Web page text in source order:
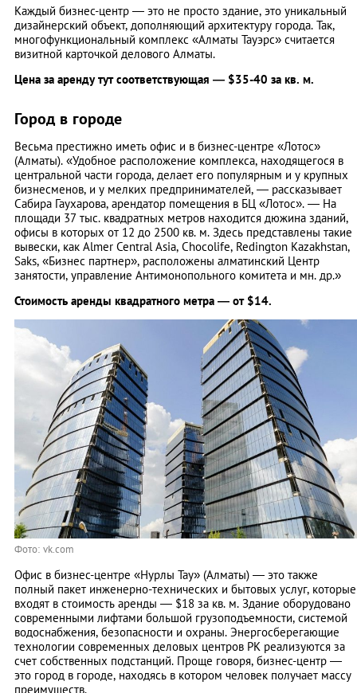
Каждый бизнес-центр — это не просто здание, это уникальный
дизайнерский объект, дополняющий архитектуру города. Так,
многофункциональный комплекс «Алматы Тауэрс» считается
визитной карточкой делового Алматы.
Цена за аренду тут соответствующая — $35-40 за кв. м.
Город в городе
Весьма престижно иметь офис и в бизнес-центре «Лотос»
(Алматы). «Удобное расположение комплекса, находящегося в
центральной части города, делает его популярным и у крупных
бизнесменов, и у мелких предпринимателей, — рассказывает
Сабира Гаухарова, арендатор помещения в БЦ «Лотос». — На
площади 37 тыс. квадратных метров находится дюжина зданий,
офисы в которых от 12 до 2500 кв. м. Здесь представлены такие
вывески, как Аlmer Central Asia, Сhocolife, Redington Kazakhstan,
Saks, «Бизнес партнер», расположены алматинский Центр
занятости, управление Антимонопольного комитета и мн. др.»
Стоимость аренды квадратного метра — от $14.
Фото: vk.com
Офис в бизнес-центре «Нурлы Тау» (Алматы) — это также
полный пакет инженерно-технических и бытовых услуг, которые
входят в стоимость аренды — $18 за кв. м. Здание оборудовано
современными лифтами большой грузоподъемности, системой
водоснабжения, безопасности и охраны. Энергосберегающие
технологии современных деловых центров РК реализуются за
счет собственных подстанций. Проще говоря, бизнес-центр —
это город в городе, находясь в котором человек получает массу
преимуществ.